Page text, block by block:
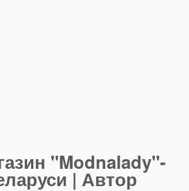
"Modnalady"-
| Автор